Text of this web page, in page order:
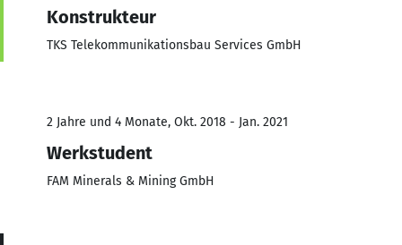
Konstrukteur
TKS Telekommunikationsbau Services GmbH
2 Jahre und 4 Monate, Okt. 2018 - Jan. 2021
Werkstudent
FAM Minerals & Mining GmbH